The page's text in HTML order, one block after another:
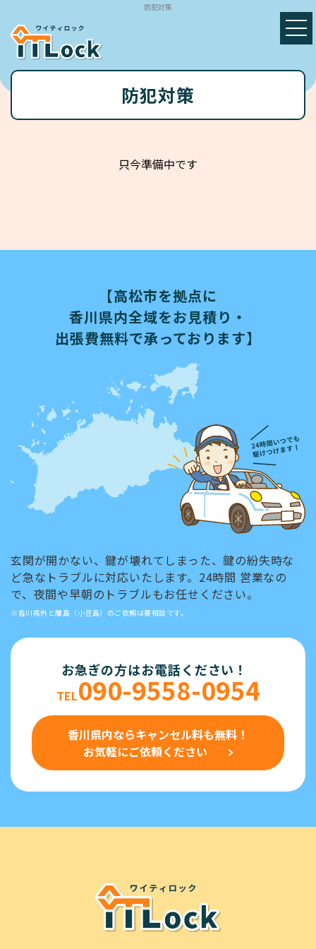
防犯対策
防犯対策
只今準備中です
【高松市を拠点に
香川県内全域をお見積り・
出張費無料で承っております】
玄関が開かない、鍵が壊れてしまった、鍵の紛失時な
ど急なトラブルに対応いたします。24時間 営業なの
で、夜間や早朝のトラブルもお任せください。
※香川県外と離島（小豆島）のご依頼は要相談です。
お急ぎの方はお電話ください！
TEL090-9558-0954
香川県内ならキャンセル料も無料！
お気軽にご依頼ください